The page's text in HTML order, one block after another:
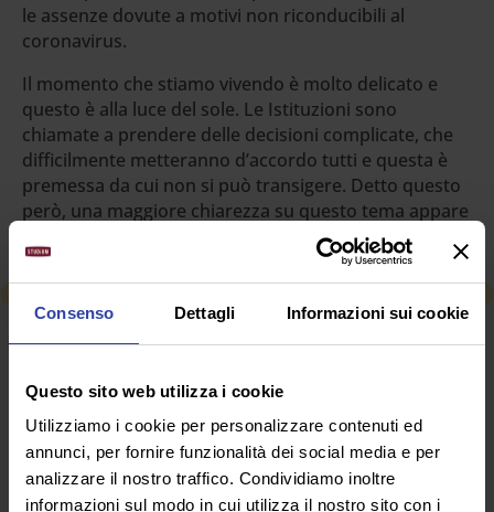
Consenso Dettagli Informazioni sui cookie
Questo sito web utilizza i cookie
Utilizziamo i cookie per personalizzare contenuti ed
annunci, per fornire funzionalità dei social media e per
analizzare il nostro traffico. Condividiamo inoltre
informazioni sul modo in cui utilizza il nostro sito con i
le assenze dovute a motivi non riconducibili al
coronavirus.
Il momento che stiamo vivendo è molto delicato e
questo è alla luce del sole. Le Istituzioni sono
chiamate a prendere delle decisioni complicate, che
difficilmente metteranno d’accordo tutti e questa è
premessa da cui non si può transigere. Detto questo
però, una maggiore chiarezza su questo tema appare
RICHIEDI INFORMAZIONI
SEGUICI SU